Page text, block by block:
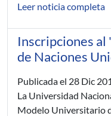
Leer noticia completa
Inscripciones
de Naciones
Publicada el 28 Dic
La Universidad
Modelo Universitario